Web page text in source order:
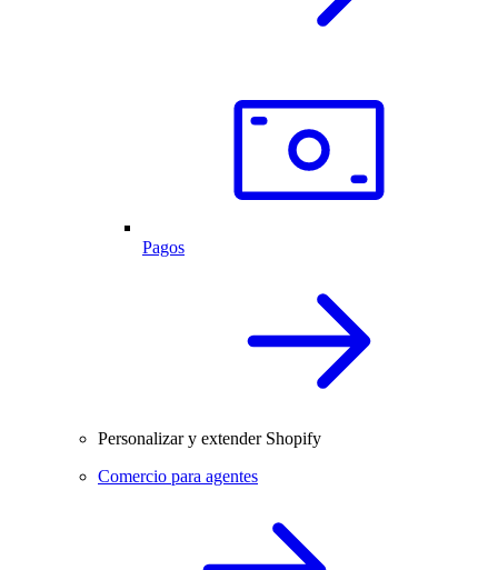
Pagos
Personalizar y extender Shopify
Comercio para agentes